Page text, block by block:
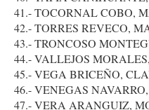
41.- TOCORNAL COBO,
42.- TORRES REVECO,
43.- TRONCOSO
44.- VALLEJOS
45.- VEGA BRICEÑO,
46.- VENEGAS
47.- VERA ARANGUIZ,